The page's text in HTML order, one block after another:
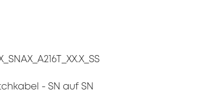
- SN auf SN